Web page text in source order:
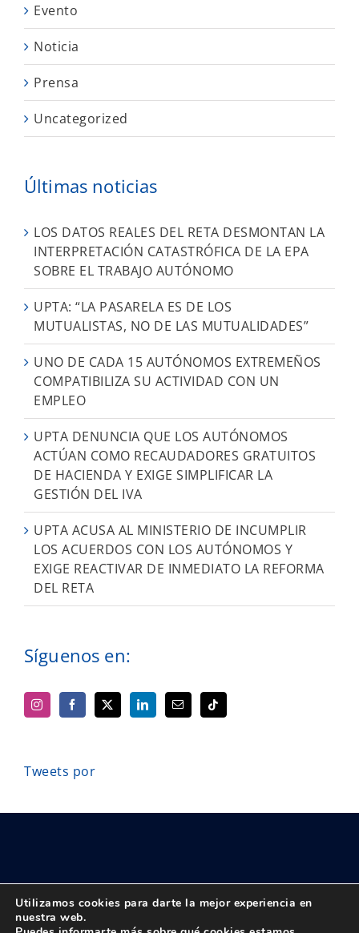
Evento
Noticia
Prensa
Uncategorized
Últimas noticias
LOS DATOS REALES DEL RETA DESMONTAN LA
INTERPRETACIÓN CATASTRÓFICA DE LA EPA
SOBRE EL TRABAJO AUTÓNOMO
UPTA: “LA PASARELA ES DE LOS
MUTUALISTAS, NO DE LAS MUTUALIDADES”
UNO DE CADA 15 AUTÓNOMOS EXTREMEÑOS
COMPATIBILIZA SU ACTIVIDAD CON UN
EMPLEO
UPTA DENUNCIA QUE LOS AUTÓNOMOS
ACTÚAN COMO RECAUDADORES GRATUITOS
DE HACIENDA Y EXIGE SIMPLIFICAR LA
GESTIÓN DEL IVA
UPTA ACUSA AL MINISTERIO DE INCUMPLIR
LOS ACUERDOS CON LOS AUTÓNOMOS Y
EXIGE REACTIVAR DE INMEDIATO LA REFORMA
DEL RETA
Síguenos en:
Tweets por
Utilizamos cookies para darte la mejor experiencia en
nuestra web.